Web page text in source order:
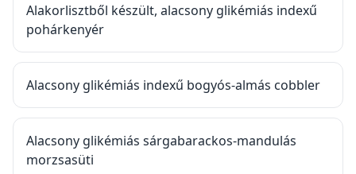
Alakorlisztből készült, alacsony glikémiás indexű
pohárkenyér
Alacsony glikémiás indexű bogyós-almás cobbler
Alacsony glikémiás sárgabarackos-mandulás
morzsasüti